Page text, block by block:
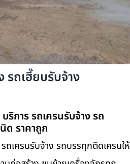
รถเฮี๊ยบรับจ้าง
ริการ รถเครนรับจ้าง รถ
ด ราคาถูก
ถเครนรับจ้าง รถบรรทุกติดเครนให้